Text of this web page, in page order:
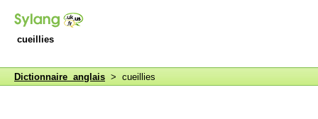
cueillies
Dictionnaire anglais > cueillies